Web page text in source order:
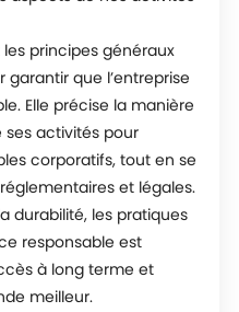
principes généraux
que l’entreprise
Elle précise la manière
ses activités pour
corporatifs, tout en se
et légales.
durabilité, les pratiques
responsable est
à long terme et
meilleur.